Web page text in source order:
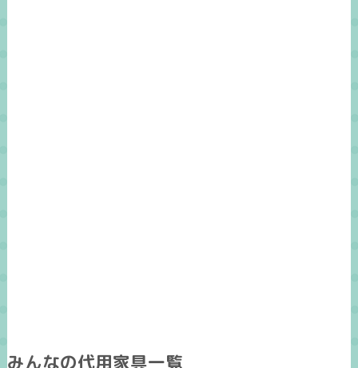
みんなの代用家具一覧